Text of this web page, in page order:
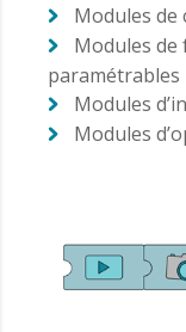
Modules
Modules de
paramétrables
Modules
Modules